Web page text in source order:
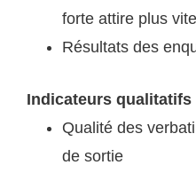
forte attire plus
Résultats des
Indicateurs qualitatifs
Qualité des
de sortie